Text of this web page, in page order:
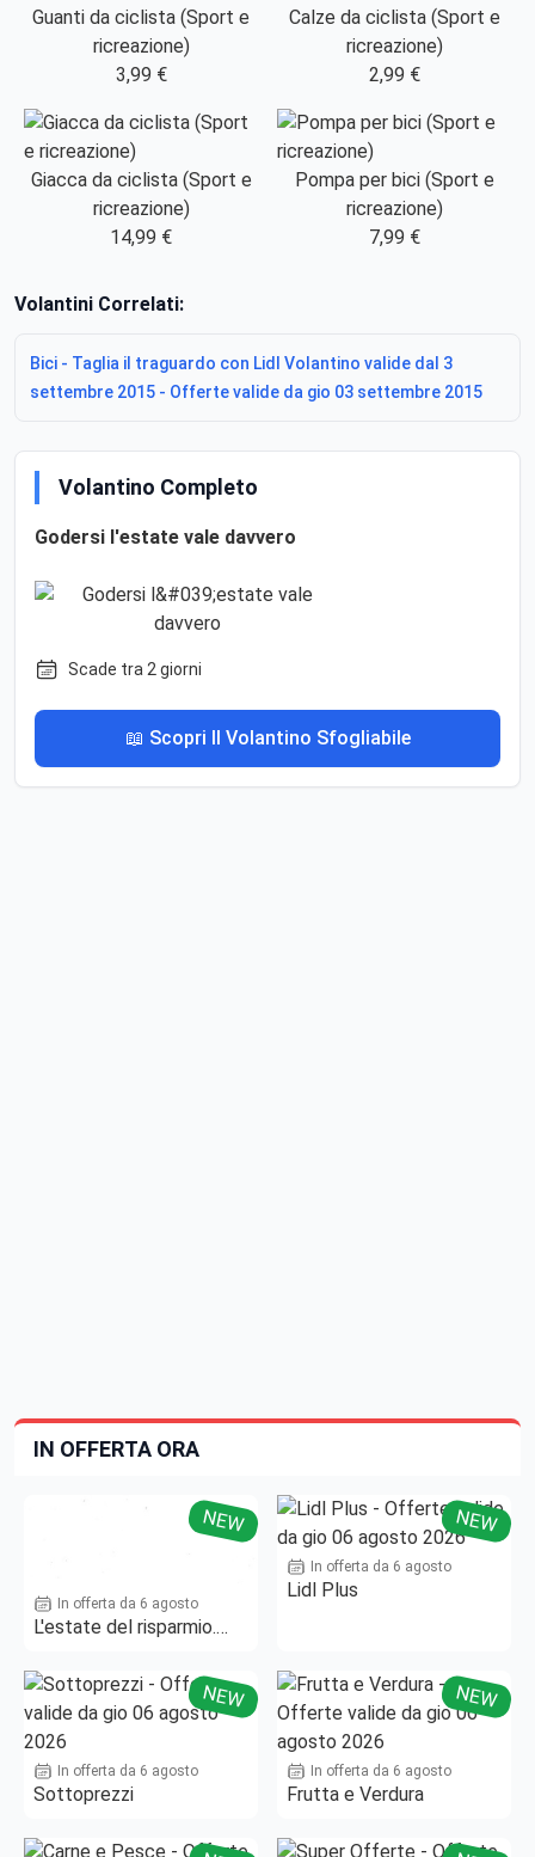
Guanti da ciclista (Sport e
ricreazione)
3,99 €
Calze da ciclista (Sport e
ricreazione)
2,99 €
Giacca da ciclista (Sport e
ricreazione)
14,99 €
Pompa per bici (Sport e
ricreazione)
7,99 €
Volantini Correlati:
Bici - Taglia il traguardo con Lidl Volantino valide dal 3
settembre 2015 - Offerte valide da gio 03 settembre 2015
Volantino Completo
Godersi l'estate vale davvero
Scade tra 2 giorni
📖 Scopri Il Volantino Sfogliabile
IN OFFERTA ORA
NEW
In offerta da 6 agosto
L'estate del risparmio.
NEW
In offerta da 6 agosto
Lidl Plus
NEW
In offerta da 6 agosto
Sottoprezzi
NEW
In offerta da 6 agosto
Frutta e Verdura